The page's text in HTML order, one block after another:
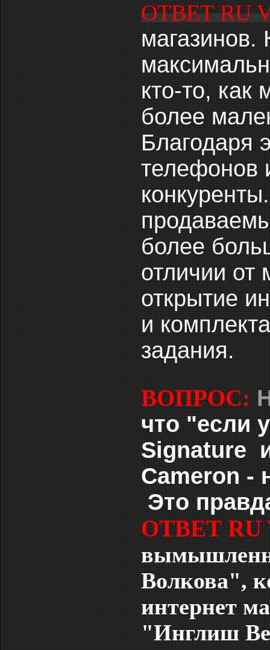
ОТВЕТ RU
магазинов.
кто-то, как
более
Благодаря
телефонов
более
отличии от
открытие
и
задания.
ВОПРОС:
что "если
Signature
Cameron -
Это
ОТВЕТ RU
Волкова",
интернет
"Инглиш